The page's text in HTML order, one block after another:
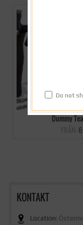
Dummy
KONTAKT
Location:
Do not